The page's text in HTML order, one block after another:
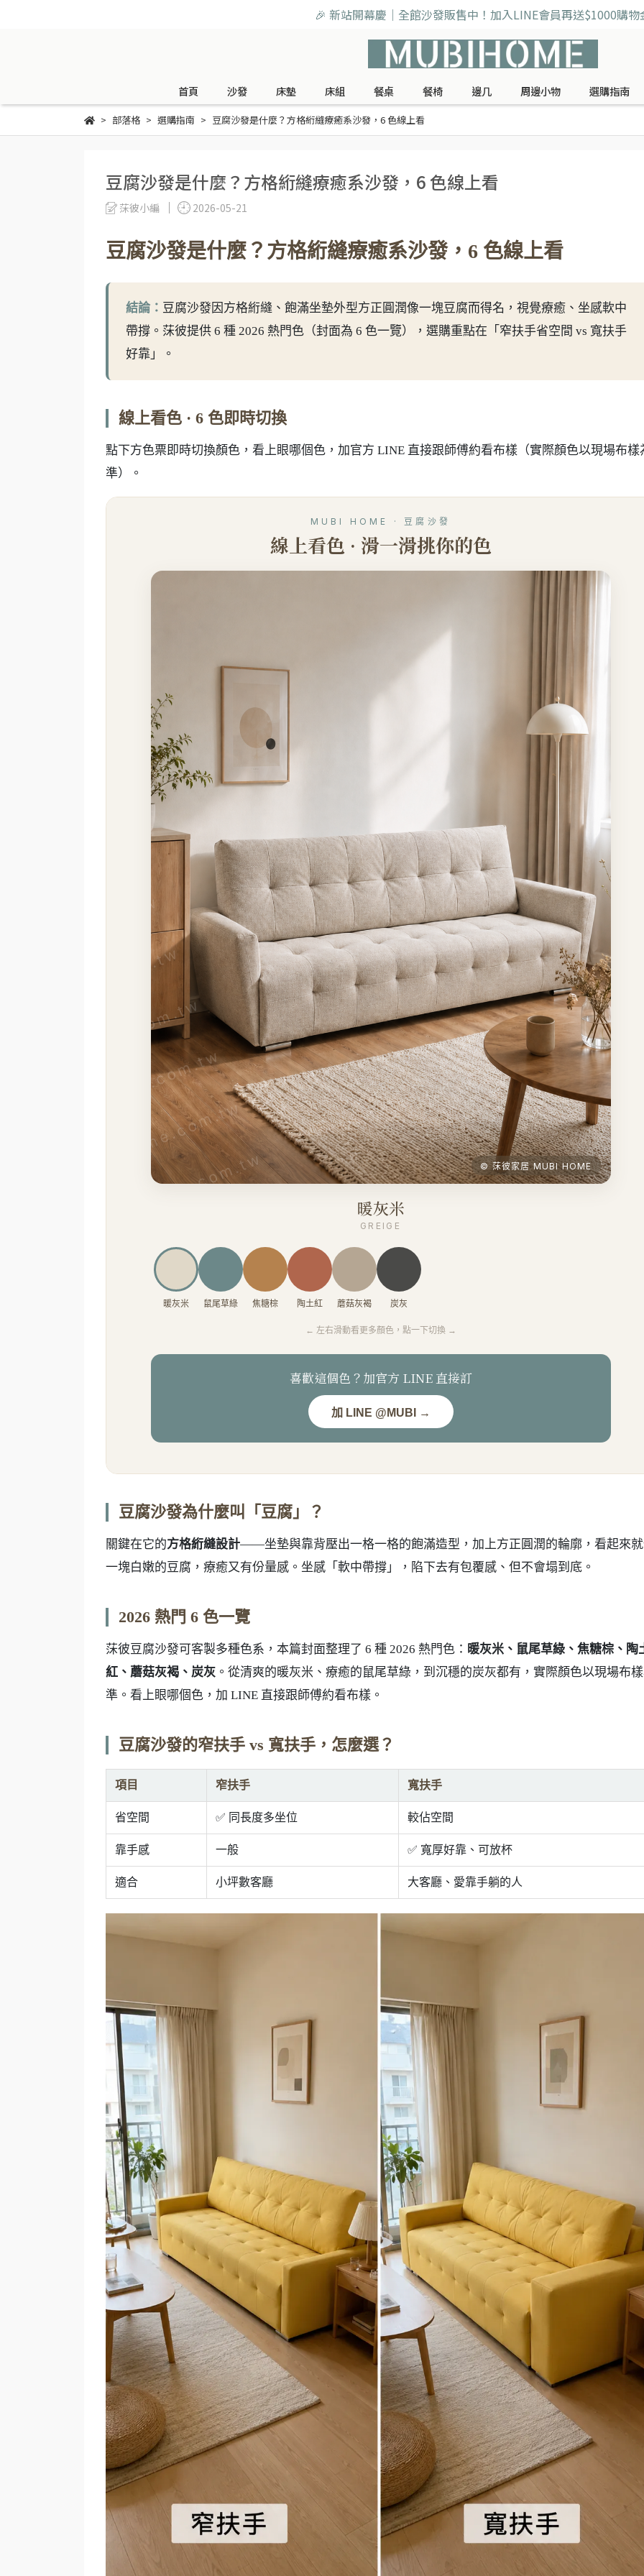
🎉 新站開幕慶｜全館沙發販售中！加入LINE會員再送$1000購物
首頁 沙發 床墊 床組 餐桌 餐椅 邊几 周邊小物 選購指南
部落格 選購指南 豆腐沙發是什麼？方格絎縫療癒系沙發，6 色線上看
豆腐沙發是什麼？方格絎縫療癒系沙發，6 色線上看
莯彼小編 2026-05-21
豆腐沙發是什麼？方格絎縫療癒系沙發，6 色線上看
結論： 豆腐沙發因方格絎縫、飽滿坐墊外型方正圓潤像一塊豆腐而得名，視覺療癒、坐感軟中
帶撐。莯彼提供 6 種 2026 熱門色（封面為 6 色一覽），選購重點在「窄扶手省空間 vs 寬扶手
好靠」。
線上看色 · 6 色即時切換
點下方色票即時切換顏色，看上眼哪個色，加官方 LINE 直接跟師傅約看布樣（實際顏色以現場布樣
準）。
豆腐沙發為什麼叫「豆腐」？
關鍵在它的方格絎縫設計——坐墊與靠背壓出一格一格的飽滿造型，加上方正圓潤的輪廓，看起來
一塊白嫩的豆腐，療癒又有份量感。坐感「軟中帶撐」，陷下去有包覆感、但不會塌到底。
2026 熱門 6 色一覽
莯彼豆腐沙發可客製多種色系，本篇封面整理了 6 種 2026 熱門色： 暖灰米、鼠尾草綠、焦糖棕、陶
紅、蘑菇灰褐、炭灰 。從清爽的暖灰米、療癒的鼠尾草綠，到沉穩的炭灰都有，實際顏色以現場布
準。看上眼哪個色，加 LINE 直接跟師傅約看布樣。
豆腐沙發的窄扶手 vs 寬扶手，怎麼選？
項目 窄扶手 寬扶手
省空間 ✅ 同長度多坐位 較佔空間
靠手感 一般 ✅ 寬厚好靠、可放杯
適合 小坪數客廳 大客廳、愛靠手躺的人